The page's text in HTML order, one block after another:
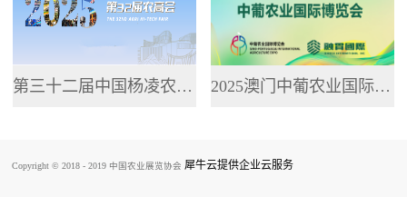
第三十二届中国杨凌农业高新科技成果博览会 2025澳门中葡农业国际博览会
Copyright © 2018 - 2019 中国农业展览协会 犀牛云提供企业云服务